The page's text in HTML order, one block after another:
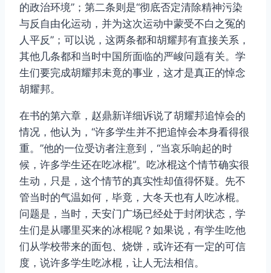
的政治环境”；第二条则是“彻底否定清除精神污染
与反自由化运动，并为这次运动中蒙受不白之冤的
人平反”；可以说，这两条都和胡耀邦有直接关系，
其他几条都和当时中国所面临的严峻问题有关。学
生们要完成胡耀邦未竟的事业，这才是真正的悼念
胡耀邦。
在书的第六章，赵鼎新详细诉说了胡耀邦追悼会的
情况，他认为，“许多学生并不把追悼会本身看得很
重。”他的一位受访者注意到，“当哀乐响起的时
候，许多学生还在吃冰棍”。吃冰棍这个情节确实很
生动，只是，这个情节的真实性却值得怀疑。先不
管当时的气温如何，毕竟，大冬天也有人吃冰棍。
问题是，当时，天安门广场已经处于封闭状态，学
生们是从哪里买来的冰棍呢？如果说，有学生吃他
们从学校带来的面包、烧饼，或许还有一定的可信
度，说许多学生吃冰棍，让人无法相信。